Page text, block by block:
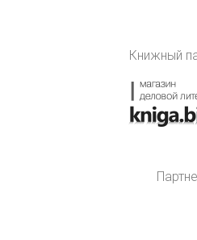
Книжный